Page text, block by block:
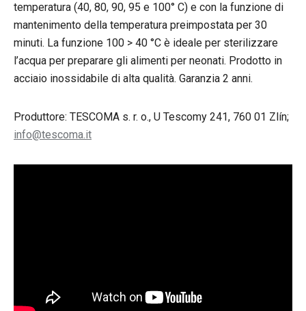
temperatura (40, 80, 90, 95 e 100° C) e con la funzione di
mantenimento della temperatura preimpostata per 30
minuti. La funzione 100 > 40 °C è ideale per sterilizzare
l’acqua per preparare gli alimenti per neonati. Prodotto in
acciaio inossidabile di alta qualità. Garanzia 2 anni.
Produttore: TESCOMA s. r. o., U Tescomy 241, 760 01 Zlín;
info@tescoma.it